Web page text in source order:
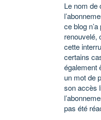
Le nom de
ce blog
renouvelé,
cette
certains
également
un mot de
son accès
pas été